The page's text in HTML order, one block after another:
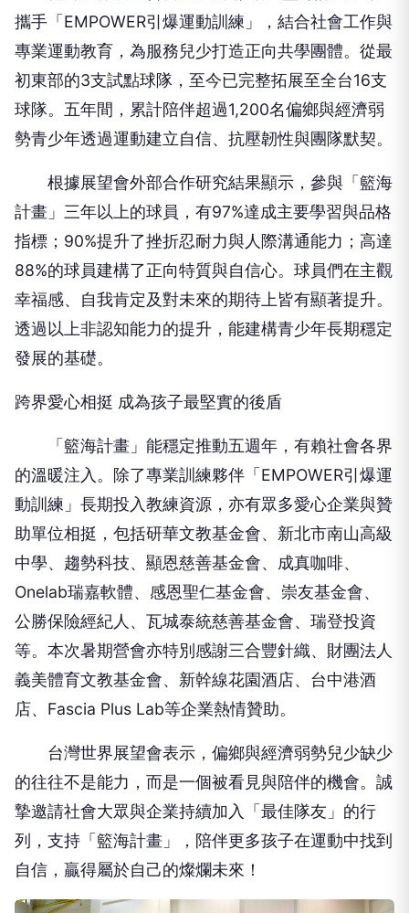
初東部的3支試點球隊，至今已完整拓展至全台16支
球隊。五年間，累計陪伴超過1,200名偏鄉與經濟弱
勢青少年透過運動建立自信、抗壓韌性與團隊默契。
根據展望會外部合作研究結果顯示，參與「籃海
計畫」三年以上的球員，有97%達成主要學習與品格
指標；90%提升了挫折忍耐力與人際溝通能力；高達
88%的球員建構了正向特質與自信心。球員們在主觀
幸福感、自我肯定及對未來的期待上皆有顯著提升。
透過以上非認知能力的提升，能建構青少年長期穩定
發展的基礎。
跨界愛心相挺 成為孩子最堅實的後盾
的溫暖注入。除了專業訓練夥伴「EMPOWER引爆運
動訓練」長期投入教練資源，亦有眾多愛心企業與贊
助單位相挺，包括研華文教基金會、新北市南山高級
中學、趨勢科技、顯恩慈善基金會、成真咖啡、
Onelab瑞嘉軟體、感恩聖仁基金會、崇友基金會、
公勝保險經紀人、瓦城泰統慈善基金會、瑞登投資
等。本次暑期營會亦特別感謝三合豐針織、財團法人
義美體育文教基金會、新幹線花園酒店、台中港酒
店、Fascia Plus Lab等企業熱情贊助。
台灣世界展望會表示，偏鄉與經濟弱勢兒少缺少
的往往不是能力，而是一個被看見與陪伴的機會。誠
摯邀請社會大眾與企業持續加入「最佳隊友」的行
列，支持「籃海計畫」，陪伴更多孩子在運動中找到
自信，贏得屬於自己的燦爛未來！